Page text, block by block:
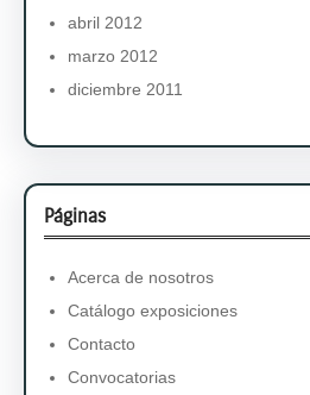
abril 2012
marzo 2012
diciembre 2011
Páginas
Acerca de nosotros
Catálogo exposiciones
Contacto
Convocatorias